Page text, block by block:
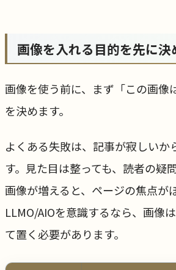
画像を入れる目的を先に決
画像を使う前に、まず「この画像
を決めます。
よくある失敗は、記事が寂しいか
す。見た目は整っても、読者の疑
画像が増えると、ページの焦点が
LLMO/AIOを意識するなら、画像
て置く必要があります。